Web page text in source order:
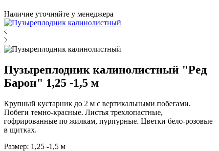
Наличие уточняйте у менеджера
Пузыреплодник калинолистный "Ред
Барон" 1,25 -1,5 м
Крупный кустарник до 2 м с вертикальными побегами.
Побеги темно-красные. Листья трехлопастные,
гофрированные по жилкам, пурпурные. Цветки бело-розовые
в щитках.
Размер: 1,25 -1,5 м